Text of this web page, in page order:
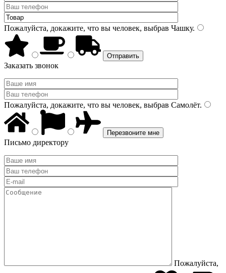
Пожалуйста, докажите, что вы человек, выбрав Чашку.
Заказать звонок
Пожалуйста, докажите, что вы человек, выбрав Самолёт.
Письмо директору
Пожалуйста,